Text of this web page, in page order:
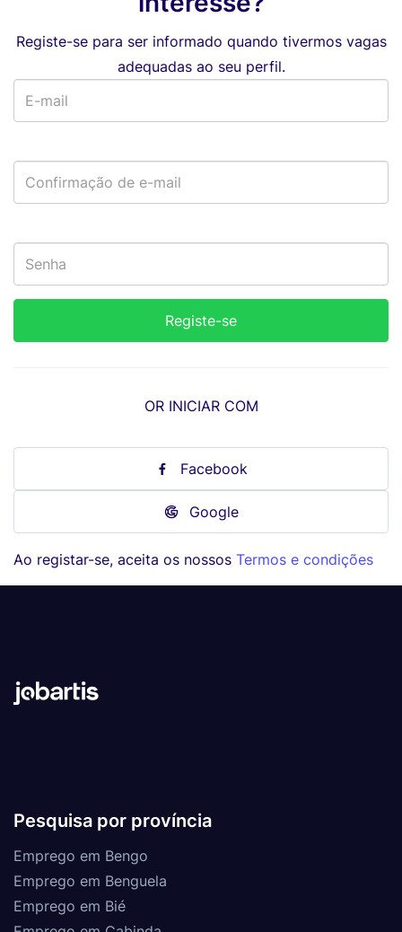
Registe-se para ser informado quando tivermos vagas
adequadas ao seu perfil.
OR INICIAR COM
Facebook
Google
Ao registar-se, aceita os nossos Termos e condições
Pesquisa por província
Emprego em Bengo
Emprego em Benguela
Emprego em Bié